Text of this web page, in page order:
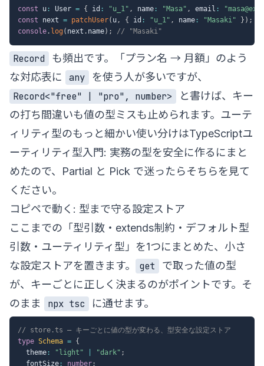
const u : User = { id : "u_1" , name : "Masa" , email :
const next = patchUser( u, { id : "u_1" , name : "Masaki" } ) ;
console. log ( next . name) ; // "Masaki"
Record
も頻出です。「プラン名 → 月額」のよう
な対応表に
any
を使う人が多いですが、
Record<"free" | "pro", number>
と書けば、キー
の打ち間違いも値の型ミスも止められます。ユーテ
ィリティ型のもっと細かい使い分けはTypeScriptユ
ーティリティ型入門: 実務の型を安全に作る にまと
めたので、Partial と Pick で迷ったらそちらを見て
ください。
コピペで動く: 型まで守る設定ストア
ここまでの「型引数・extends制約・デフォルト型
引数・ユーティリティ型」を1つにまとめた、小さ
な設定ストアを置きます。
get
で取った値の型
が、キーごとに正しく決まるのがポイントです。そ
のまま
npx tsc に通せます。
// store.ts — キーごとに値の型が変わる、型安全な設定ストア
type Schema = {
  theme
: "light" "dark" ;
  fontSize
: number;